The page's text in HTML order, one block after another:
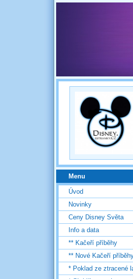
Menu
Úvod
Novinky
Ceny Disney Světa
Info a data
** Kačeří příběhy
** Nové Kačeří
* Poklad ze ztracené